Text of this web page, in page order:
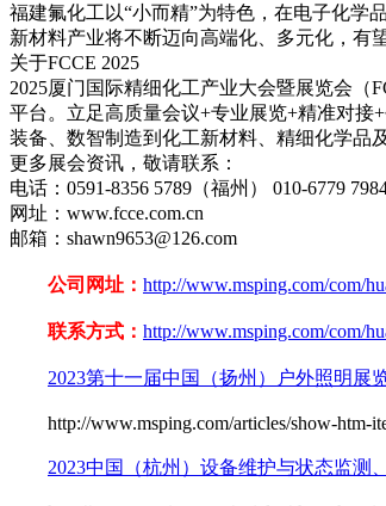
福建氟化工以“小而精”为特色，在电子化学
新材料产业将不断迈向高端化、多元化，有
关于FCCE 2025
2025厦门国际精细化工产业大会暨展览会（
平台。立足高质量会议+专业展览+精准对
装备、数智制造到化工新材料、精细化学品
更多展会资讯，敬请联系：
电话：0591-8356 5789（福州） 010-6779
网址：www.fcce.com.cn
邮箱：shawn9653@126.com
公司网址： http://www.msping.com/com/
联系方式： http://www.msping.com/com/
2023第十一届中国（扬州）户外照明展
http://www.msping.com/articles/show-htm-
2023中国（杭州）设备维护与状态监测